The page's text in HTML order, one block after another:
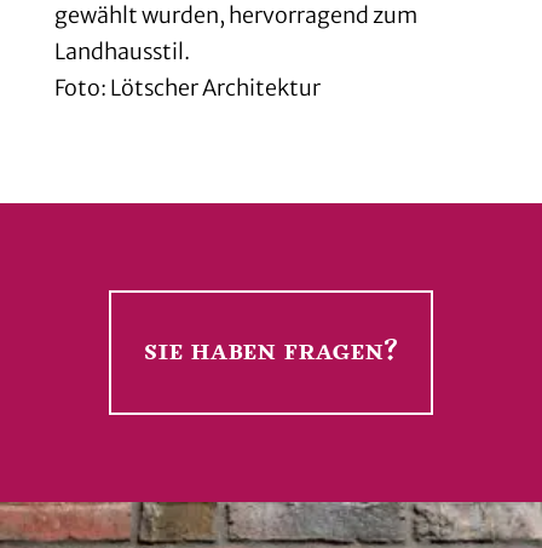
gewählt wurden, hervorragend zum
Landhausstil.
Foto: Lötscher Architektur
sie haben fragen?